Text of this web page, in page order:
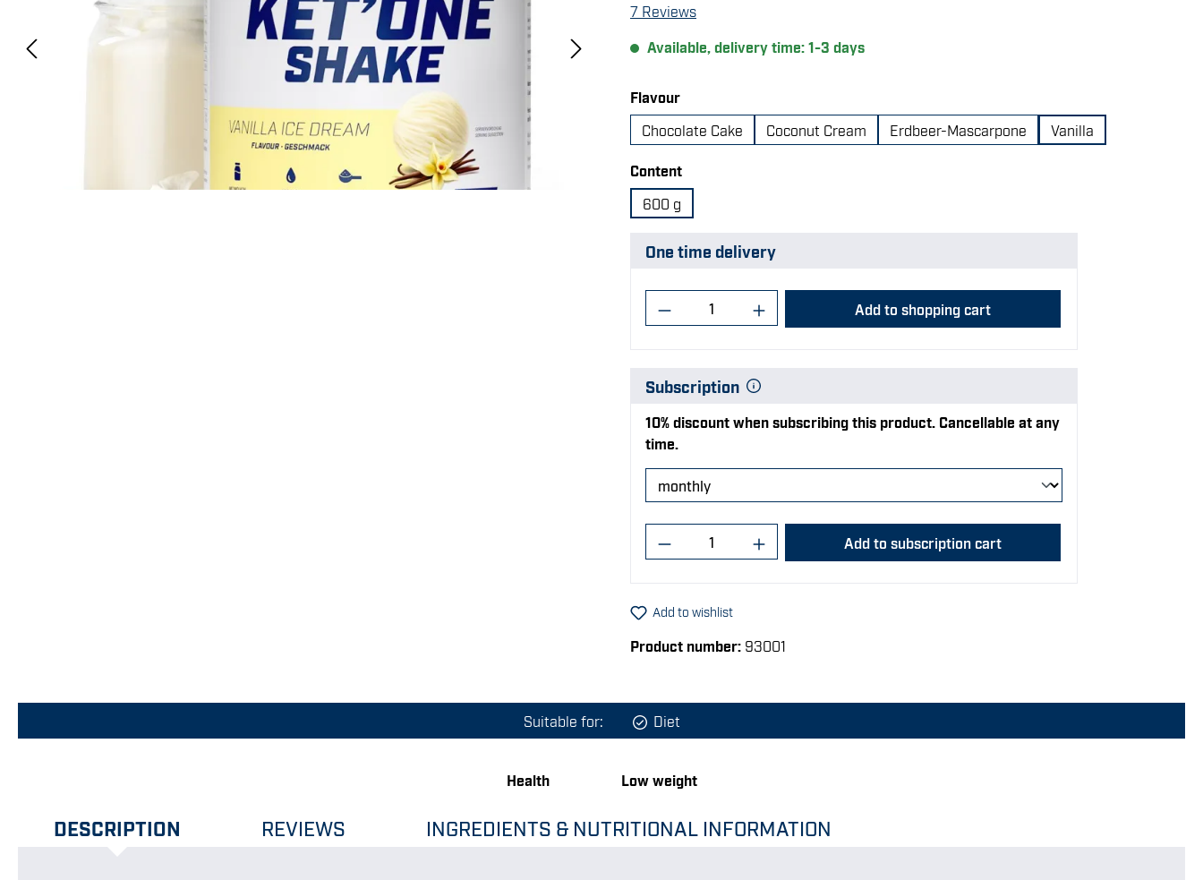
Average rating of 4.29 out of 5 stars
7 Reviews
Available, delivery time: 1-3 days
Select
Flavour
Chocolate Cake
Coconut Cream Erdbeer-Mascarpone Vanilla
Select
Content
600 g
One time delivery
Product Quantity: Enter the desired amount or use the
Add to shopping cart
Subscription
10% discount when subscribing this product. Cancellable at any
time.
Product Quantity: Enter the desired amount or use the
Add to subscription cart
Add to wishlist
Product number: 93001
Suitable for: Diet
Health Low weight
DESCRIPTION REVIEWS INGREDIENTS & NUTRITIONAL INFORMATION